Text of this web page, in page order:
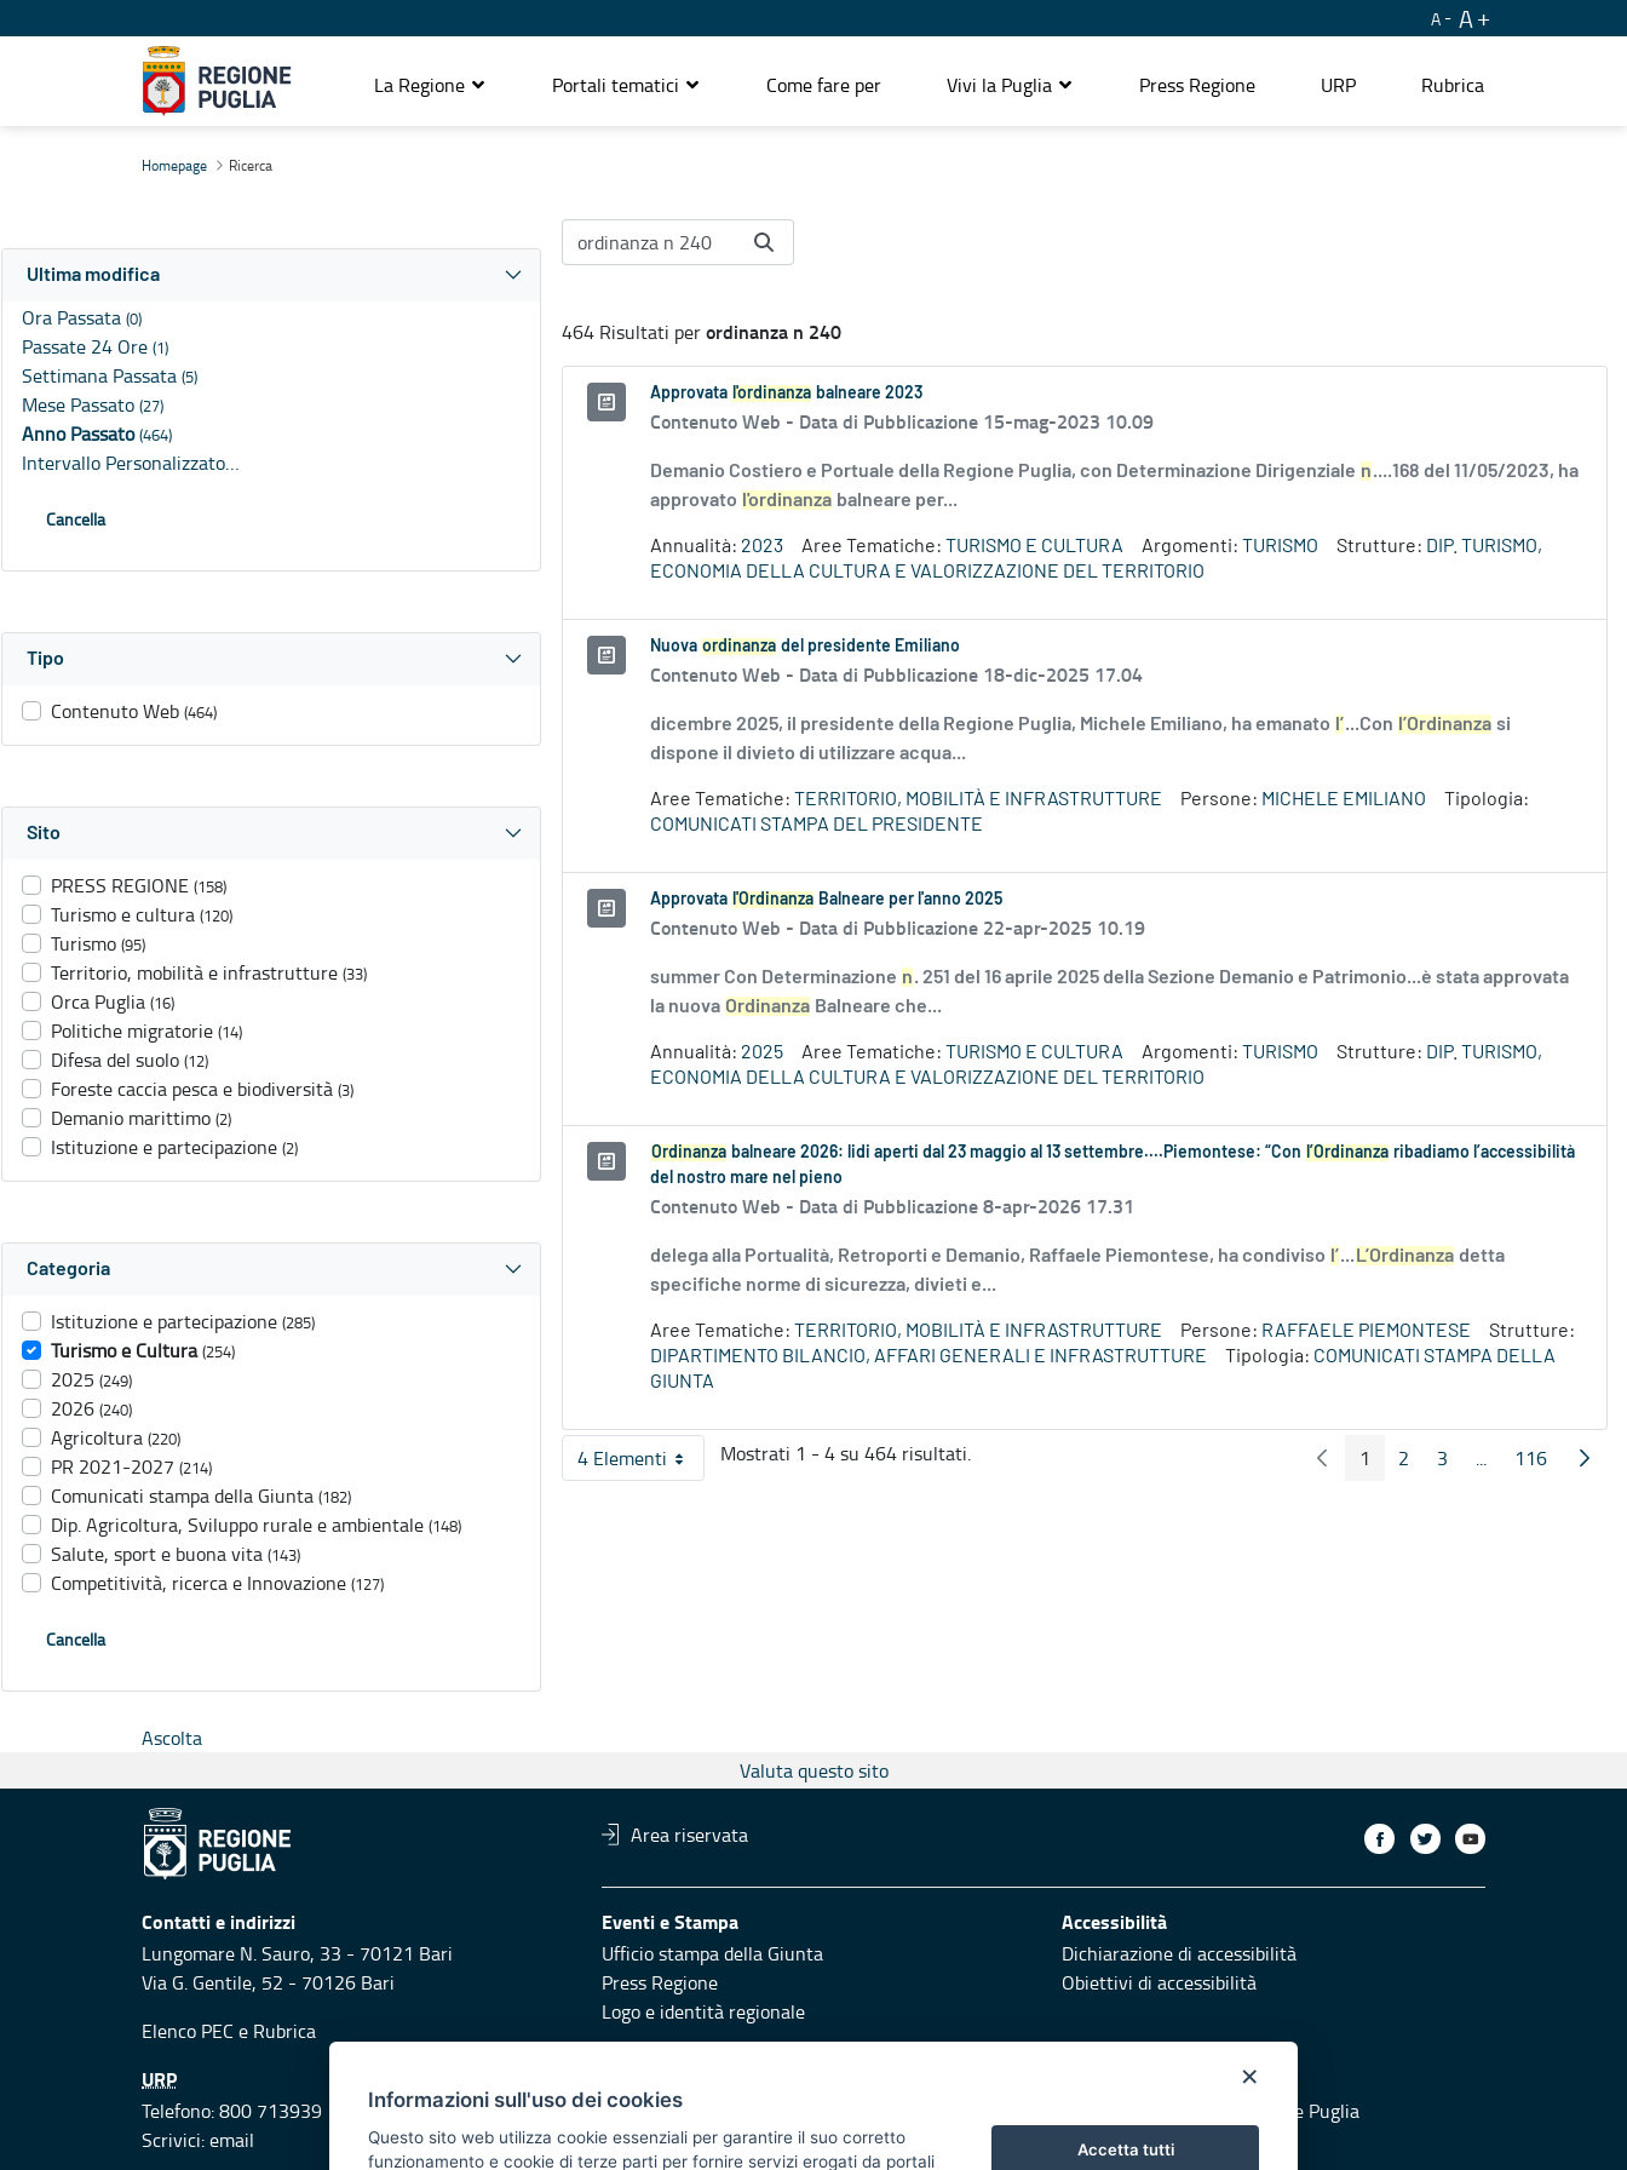
A A
La Regione Portali tematici Come fare per Vivi la Puglia Press Regione URP Rubrica
Homepage Ricerca
Ultima modifica
Ora Passata (0)
Passate 24 Ore (1)
Settimana Passata (5)
Mese Passato (27)
Anno Passato(464)
Intervallo Personalizzato…
Cancella
Tipo
Contenuto Web (464)
Sito
PRESS REGIONE (158)
Turismo e cultura (120)
Turismo (95)
Territorio, mobilità e infrastrutture (33)
Orca Puglia (16)
Politiche migratorie (14)
Difesa del suolo (12)
Foreste caccia pesca e biodiversità (3)
Demanio marittimo (2)
Istituzione e partecipazione (2)
Categoria
Istituzione e partecipazione (285)
Turismo e Cultura (254)
2025 (249)
2026 (240)
Agricoltura (220)
PR 2021-2027 (214)
Comunicati stampa della Giunta (182)
Dip. Agricoltura, Sviluppo rurale e ambientale (148)
Salute, sport e buona vita (143)
Competitività, ricerca e Innovazione (127)
Cancella
464 Risultati perordinanza n 240
Approvata l'ordinanza balneare 2023
Contenuto Web - Data di Pubblicazione 15-mag-2023 10.09
Demanio Costiero e Portuale della Regione Puglia, con Determinazione Dirigenziale n....168 del 11/05/2023, ha
approvato l'ordinanza balneare per...
Annualità: 2023 Aree Tematiche: TURISMO E CULTURA Argomenti: TURISMO Strutture: DIP. TURISMO,
ECONOMIA DELLA CULTURA E VALORIZZAZIONE DEL TERRITORIO
Nuova ordinanza del presidente Emiliano
Contenuto Web - Data di Pubblicazione 18-dic-2025 17.04
dicembre 2025, il presidente della Regione Puglia, Michele Emiliano, ha emanato l’...Con l’Ordinanza si
dispone il divieto di utilizzare acqua...
Aree Tematiche: TERRITORIO, MOBILITÀ E INFRASTRUTTURE Persone: MICHELE EMILIANO
Tipologia:
COMUNICATI STAMPA DEL PRESIDENTE
Approvata l'Ordinanza Balneare per l'anno 2025
Contenuto Web - Data di Pubblicazione 22-apr-2025 10.19
summer Con Determinazione n. 251 del 16 aprile 2025 della Sezione Demanio e Patrimonio...è stata approvata
la nuova Ordinanza Balneare che...
Annualità: 2025 Aree Tematiche: TURISMO E CULTURA Argomenti: TURISMO Strutture: DIP. TURISMO,
ECONOMIA DELLA CULTURA E VALORIZZAZIONE DEL TERRITORIO
Ordinanza balneare 2026: lidi aperti dal 23 maggio al 13 settembre....Piemontese: “Con l’Ordinanza ribadiamo l’accessibilità
del nostro mare nel pieno
Contenuto Web - Data di Pubblicazione 8-apr-2026 17.31
delega alla Portualità, Retroporti e Demanio, Raffaele Piemontese, ha condiviso l’... L’Ordinanza detta
specifiche norme di sicurezza, divieti e...
Aree Tematiche: TERRITORIO, MOBILITÀ E INFRASTRUTTURE Persone: RAFFAELE PIEMONTESE
Strutture:
DIPARTIMENTO BILANCIO, AFFARI GENERALI E INFRASTRUTTURE
Tipologia: COMUNICATI STAMPA DELLA
GIUNTA
4 ElementiPer pagina
Mostrati 1 - 4 su 464 risultati. Pagina Precedente
Pagina
1 Pagina
2 Pagina
3 ...
PaginePagina
116
Ascolta
Valuta questo sito
Area riservata
Contatti e indirizzi
Lungomare N. Sauro, 33 - 70121 Bari
Via G. Gentile, 52 - 70126 Bari
Elenco PEC e Rubrica
Eventi e Stampa
Ufficio stampa della Giunta
Press Regione
Logo e identità regionale
Accessibilità
Dichiarazione di accessibilità
Obiettivi di accessibilità
URP
Telefono: 800 713939
Scrivici:email
Responsabili di pubblicazione Vai al sito di Protezione Civile Puglia
×
Informazioni sull'uso dei cookies
Questo sito web utilizza cookie essenziali per garantire il suo corretto
funzionamento e cookie di terze parti per fornire servizi erogati da portali
Accetta tutti